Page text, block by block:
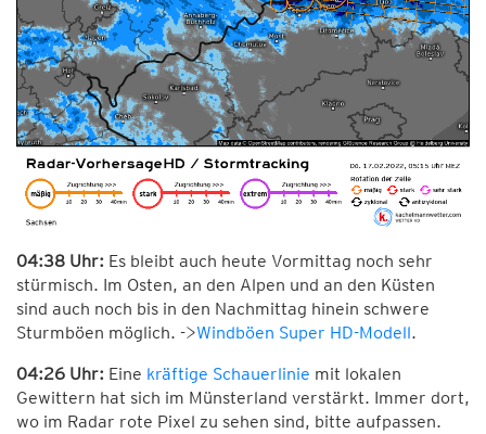
04:38 Uhr: Es bleibt auch heute Vormittag noch sehr
stürmisch. Im Osten, an den Alpen und an den Küsten
sind auch noch bis in den Nachmittag hinein schwere
Sturmböen möglich. ->Windböen Super HD-Modell.
04:26 Uhr: Eine kräftige Schauerlinie mit lokalen
Gewittern hat sich im Münsterland verstärkt. Immer dort,
wo im Radar rote Pixel zu sehen sind, bitte aufpassen.